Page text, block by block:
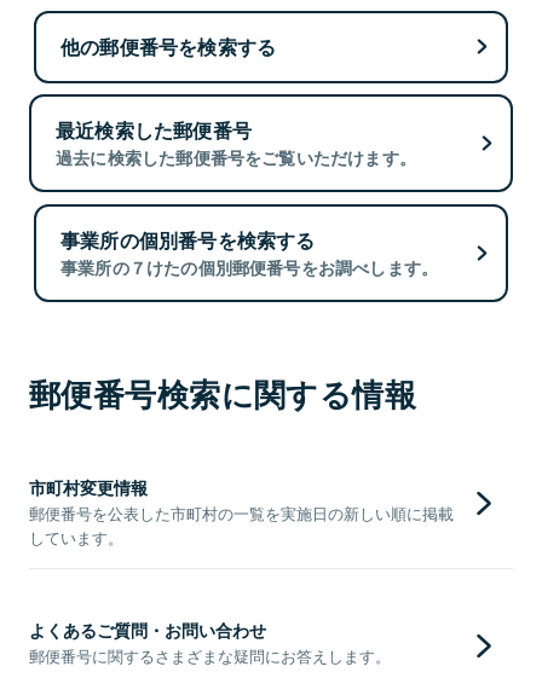
他の郵便番号を検索する
最近検索した郵便番号
過去に検索した郵便番号をご覧いただけます。
事業所の個別番号を検索する
事業所の７けたの個別郵便番号をお調べします。
郵便番号検索に関する情報
市町村変更情報
郵便番号を公表した市町村の一覧を実施日の新しい順に掲載
しています。
よくあるご質問・お問い合わせ
郵便番号に関するさまざまな疑問にお答えします。